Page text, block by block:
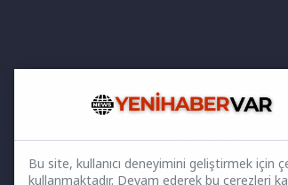
Yayınlanan
bilgiler
Bu site, kullanıcı deneyimini geliştirmek için
kullanmaktadır. Devam ederek bu çerezleri